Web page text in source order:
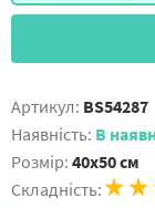
Артикул: BS54287
Наявність: В
Розмір: 40x50 см
Складність: